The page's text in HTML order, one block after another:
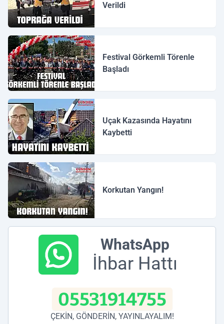
Verildi
Festival Görkemli Törenle
Başladı
Uçak Kazasında Hayatını
Kaybetti
Korkutan Yangın!
WhatsApp
İhbar Hattı
05531914755
ÇEKİN, GÖNDERİN, YAYINLAYALIM!